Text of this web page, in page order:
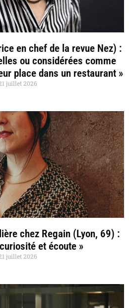
en chef de la revue Nez) :
ou considérées comme
place dans un restaurant »
juillet 2026
chez Regain (Lyon, 69) :
et écoute »
juillet 2026